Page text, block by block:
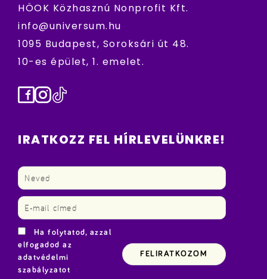
HÖOK Közhasznú Nonprofit Kft.
info@universum.hu
1095 Budapest, Soroksári út 48.
10-es épület, 1. emelet.
Facebook
Instagram
TikTok
IRATKOZZ FEL HÍRLEVELÜNKRE!
Ha folytatod, azzal
elfogadod az
adatvédelmi
szabályzatot